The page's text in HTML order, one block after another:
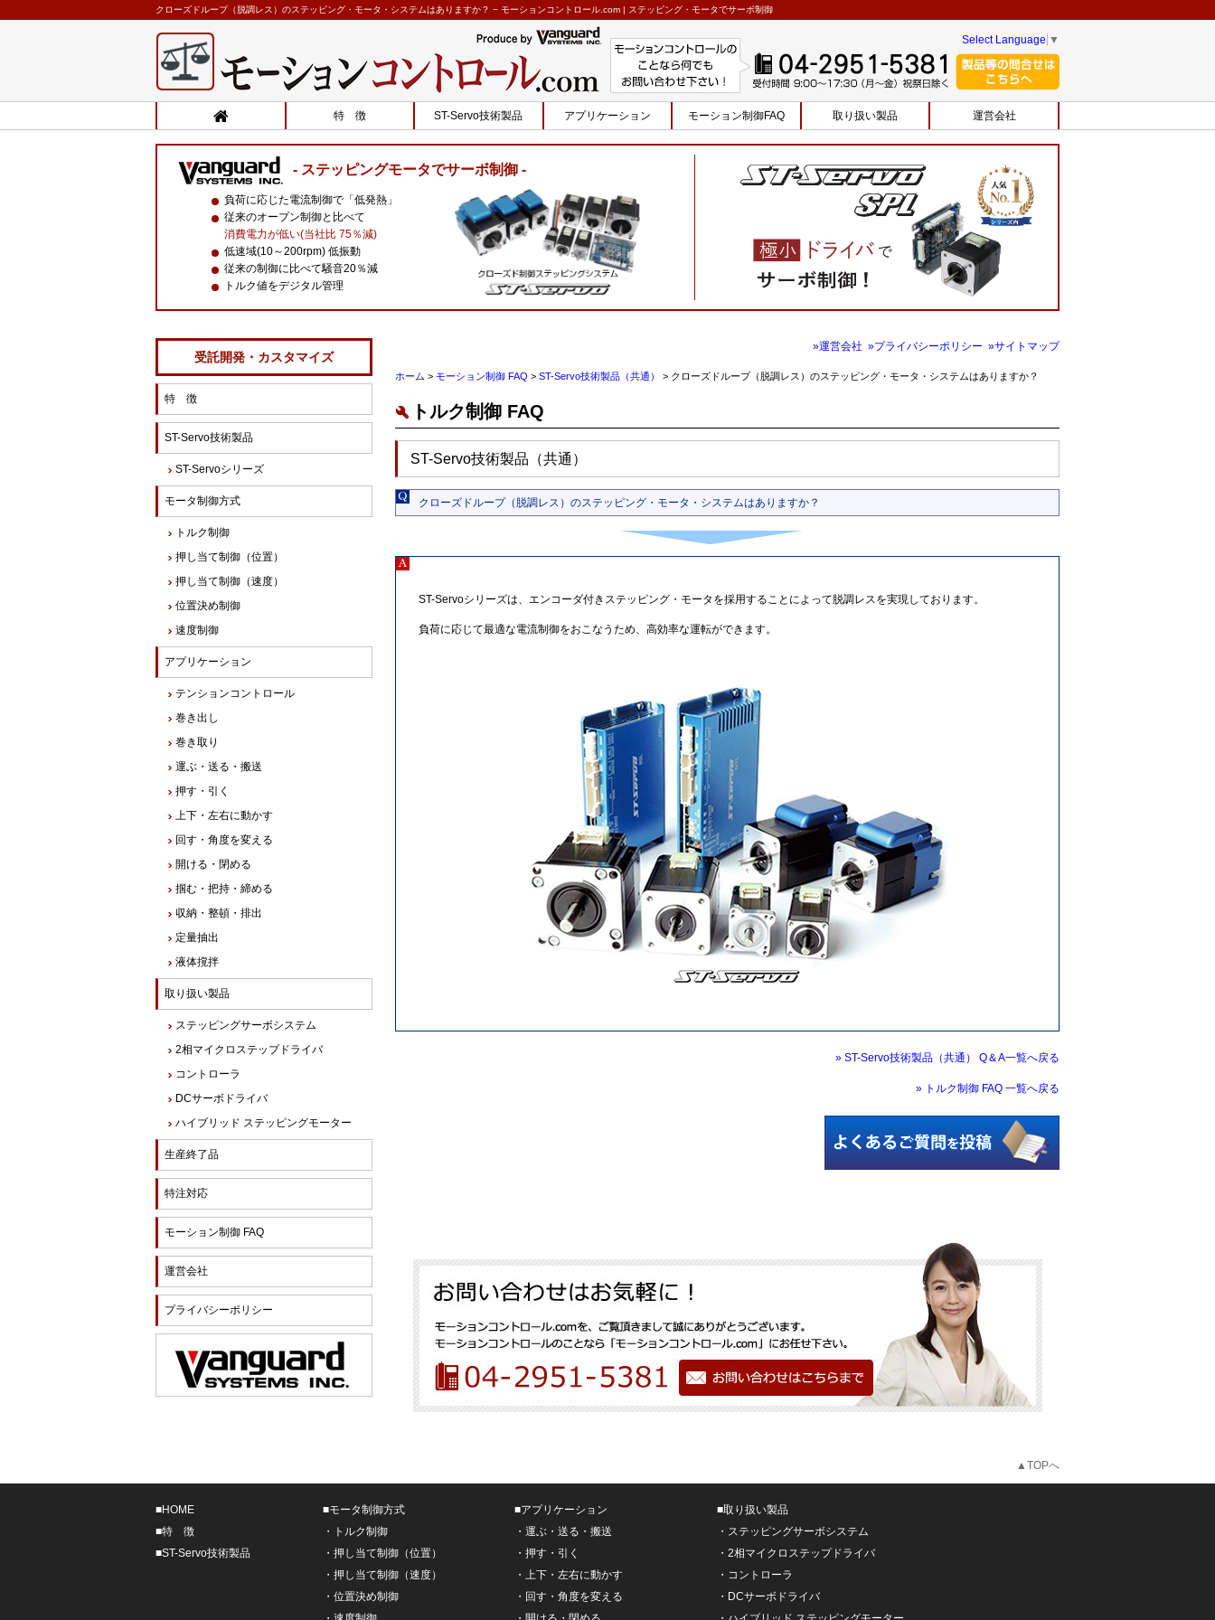
クローズドループ（脱調レス）のステッピング・モータ・システムはありますか？ − モーションコントロール.com | ステッピング・モータでサーボ制御
Select Language ▼
特 徴 ST-Servo技術製品 アプリケーション モーション制御FAQ 取り扱い製品 運営会社
ステッピングモータでサーボ制御
負荷に応じた電流制御で「低発熱」
従来のオープン制御と比べて
消費電力が低い(当社比 75％減)
低速域(10～200rpm) 低振動
従来の制御に比べて騒音20％減
トルク値をデジタル管理
»運営会社 »プライバシーポリシー »サイトマップ
ホーム > モーション制御 FAQ > ST-Servo技術製品（共通） > クローズドループ（脱調レス）のステッピング・モータ・システムはありますか？
トルク制御 FAQ
ST-Servo技術製品（共通）
クローズドループ（脱調レス）のステッピング・モータ・システムはありますか？
ST-Servoシリーズは、エンコーダ付きステッピング・モータを採用することによって脱調レスを実現しております。
負荷に応じて最適な電流制御をおこなうため、高効率な運転ができます。
» ST-Servo技術製品（共通） Q＆A一覧へ戻る
» トルク制御 FAQ 一覧へ戻る
受託開発・カスタマイズ
特 徴
ST-Servo技術製品
ST-Servoシリーズ
モータ制御方式
トルク制御
押し当て制御（位置）
押し当て制御（速度）
位置決め制御
速度制御
アプリケーション
テンションコントロール
巻き出し
巻き取り
運ぶ・送る・搬送
押す・引く
上下・左右に動かす
回す・角度を変える
開ける・閉める
掴む・把持・締める
収納・整頓・排出
定量抽出
液体撹拌
取り扱い製品
ステッピングサーボシステム
2相マイクロステップドライバ
コントローラ
DCサーボドライバ
ハイブリッド ステッピングモーター
生産終了品
特注対応
モーション制御 FAQ
運営会社
プライバシーポリシー
▲TOPへ
■HOME
■特 徴
■ST-Servo技術製品
■モータ制御方式
・
トルク制御
・ 押し当て制御（位置）
・ 押し当て制御（速度）
・ 位置決め制御
■アプリケーション
・ 運ぶ・送る・搬送
・ 押す・引く
・
上下・左右に動かす
・ 回す・角度を変える
■取り扱い製品
・ ステッピングサーボシステム
・ 2相マイクロステップドライバ
・ コントローラ
・ DCサーボドライバ